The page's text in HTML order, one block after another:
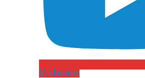
S\'abonner